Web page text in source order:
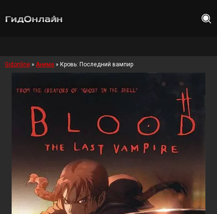
Gidonline » Аниме » Кровь: Последний вампир